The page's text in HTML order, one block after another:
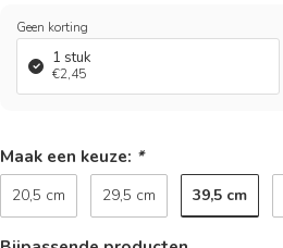
Geen korting
1 stuk
€2,45
Maak een keuze: *
20,5 cm 29,5 cm 39,5 cm